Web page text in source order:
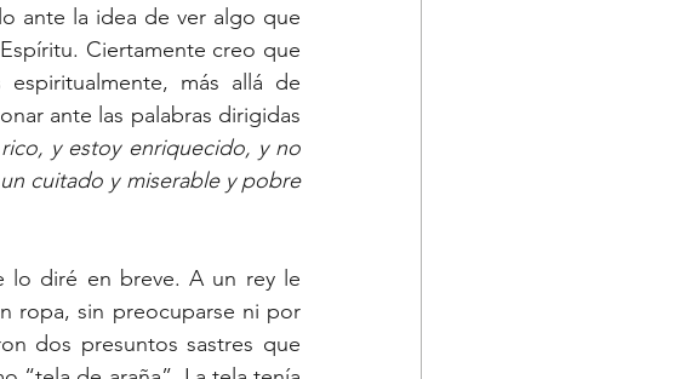
ante la idea de ver algo que
Ciertamente creo que
más allá de
ante las palabras dirigidas
y estoy enriquecido, y no
cuitado y miserable y pobre
lo diré en breve. A un rey le
ropa, sin preocuparse ni por
dos presuntos sastres que